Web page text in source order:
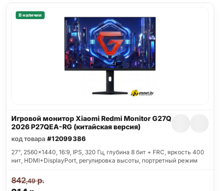
В наличии
Игровой монитор Xiaomi Redmi Monitor G27Q
2026 P27QEA-RG (китайская версия)
код товара #12099386
27", 2560x1440, 16:9, IPS, 320 Гц, глубина 8 бит + FRC, яркость 400
нит, HDMI+DisplayPort, регулировка высоты, портретный режим
842,49р.